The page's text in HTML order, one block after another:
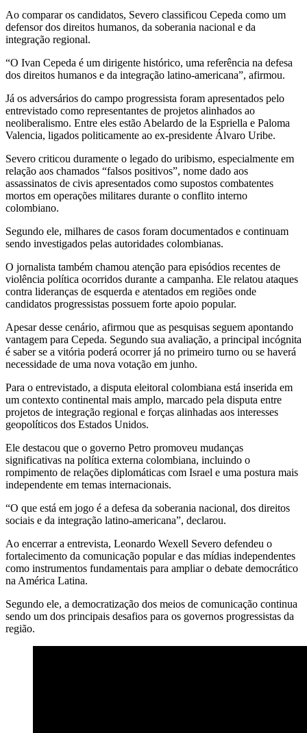
Ao comparar os candidatos, Severo classificou Cepeda como um
defensor dos direitos humanos, da soberania nacional e da
integração regional.
“O Ivan Cepeda é um dirigente histórico, uma referência na defesa
dos direitos humanos e da integração latino-americana”, afirmou.
Já os adversários do campo progressista foram apresentados pelo
entrevistado como representantes de projetos alinhados ao
neoliberalismo. Entre eles estão Abelardo de la Espriella e Paloma
Valencia, ligados politicamente ao ex-presidente Álvaro Uribe.
Severo criticou duramente o legado do uribismo, especialmente em
relação aos chamados “falsos positivos”, nome dado aos
assassinatos de civis apresentados como supostos combatentes
mortos em operações militares durante o conflito interno
colombiano.
Segundo ele, milhares de casos foram documentados e continuam
sendo investigados pelas autoridades colombianas.
O jornalista também chamou atenção para episódios recentes de
violência política ocorridos durante a campanha. Ele relatou ataques
contra lideranças de esquerda e atentados em regiões onde
candidatos progressistas possuem forte apoio popular.
Apesar desse cenário, afirmou que as pesquisas seguem apontando
vantagem para Cepeda. Segundo sua avaliação, a principal incógnita
é saber se a vitória poderá ocorrer já no primeiro turno ou se haverá
necessidade de uma nova votação em junho.
Para o entrevistado, a disputa eleitoral colombiana está inserida em
um contexto continental mais amplo, marcado pela disputa entre
projetos de integração regional e forças alinhadas aos interesses
geopolíticos dos Estados Unidos.
Ele destacou que o governo Petro promoveu mudanças
significativas na política externa colombiana, incluindo o
rompimento de relações diplomáticas com Israel e uma postura mais
independente em temas internacionais.
“O que está em jogo é a defesa da soberania nacional, dos direitos
sociais e da integração latino-americana”, declarou.
Ao encerrar a entrevista, Leonardo Wexell Severo defendeu o
fortalecimento da comunicação popular e das mídias independentes
como instrumentos fundamentais para ampliar o debate democrático
na América Latina.
Segundo ele, a democratização dos meios de comunicação continua
sendo um dos principais desafios para os governos progressistas da
região.